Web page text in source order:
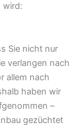
wird:
Sie nicht nur
verlangen nach
allem nach
haben wir
–
gezüchtet